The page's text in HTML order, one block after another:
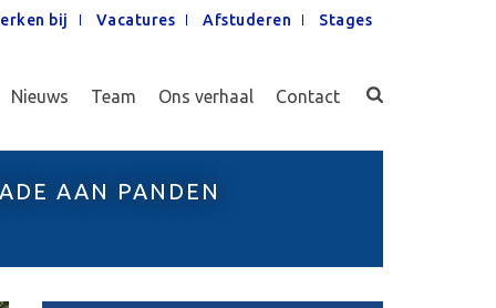
bij Vacatures Afstuderen Stages
Nieuws Team Ons verhaal Contact
AAN PANDEN